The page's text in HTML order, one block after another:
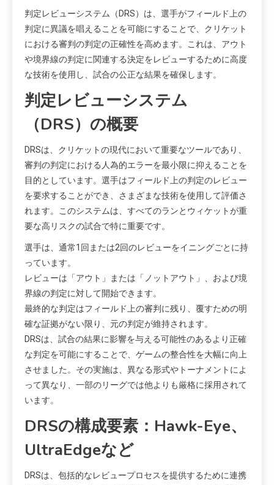
判定レビューシステム（DRS）は、選手がフィールド上の
判定に異議を唱えることを可能にすることで、クリケット
における審判の判定の正確性を高めます。これは、アウト
や境界線の判定に関連する決定をレビューするために高度
な技術を使用し、試合の公正な結果を確保します。
判定レビューシステム
（DRS）の概要
DRSは、クリケットの現代において重要なツールであり、
審判の判定における人為的エラーを最小限に抑えることを
目的としています。選手はフィールド上の判定のレビュー
を要求することができ、さまざまな技術を使用して評価さ
れます。このシステムは、すべてのランとウィケットが重
要な高リスクの試合で特に重要です。
選手は、通常1回または2回のレビューをイニングごとに持
っています。
レビューは「アウト」または「ノットアウト」、および境
界線の判定に対して開始できます。
最終的な判定はフィールド上の審判に残り、覆すための明
確な証拠がない限り、元の判定が維持されます。
DRSは、試合の結果に影響を与える可能性のあるより正確
な判定を可能にすることで、ゲームの整合性を大幅に向上
させました。その実施は、異なる形式やトーナメントによ
って異なり、一部のリーグでは他よりも厳格に採用されて
います。
DRSの構成要素：Hawk-Eye、
UltraEdgeなど
DRSは、包括的なレビュープロセスを提供するために連携